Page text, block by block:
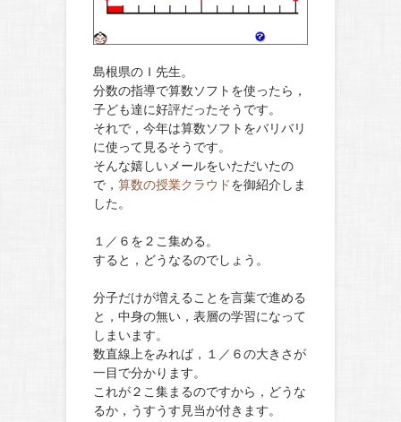
島根県のＩ先生。
分数の指導で算数ソフトを使ったら，
子ども達に好評だったそうです。
それで，今年は算数ソフトをバリバリ
に使って見るそうです。
そんな嬉しいメールをいただいたの
で， 算数の授業クラウドを御紹介しま
した。
１／６を２こ集める。
すると，どうなるのでしょう。
分子だけが増えることを言葉で進める
と，中身の無い，表層の学習になって
しまいます。
数直線上をみれば，１／６の大きさが
一目で分かります。
これが２こ集まるのですから，どうな
るか，うすうす見当が付きます。